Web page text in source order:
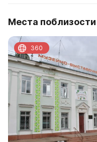
Места поблизости
360